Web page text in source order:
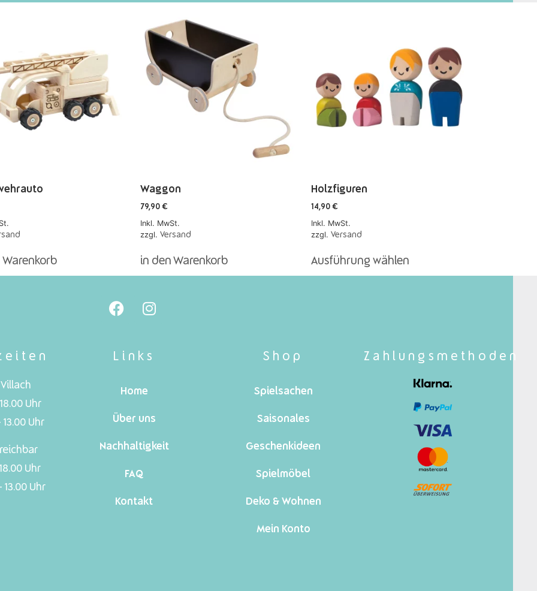
Warenkorb
Waggon
79,90 €
Inkl. MwSt.
zzgl. Versand
in den Warenkorb
Holzfiguren
14,90 €
Inkl. MwSt.
zzgl. Versand
Ausführung wählen
Uhr
Uhr
Uhr
Uhr
Links
Home
Über uns
Nachhaltigkeit
FAQ
Kontakt
Shop
Spielsachen
Saisonales
Geschenkideen
Spielmöbel
Deko & Wohnen
Mein Konto
Zahlungsmethoden